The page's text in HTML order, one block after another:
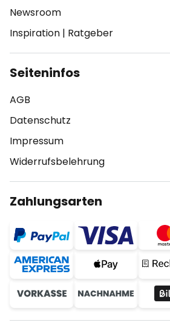
Newsroom
Inspiration | Ratgeber
Seiteninfos
AGB
Datenschutz
Impressum
Widerrufsbelehrung
Zahlungsarten